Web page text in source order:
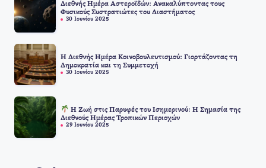
Διεθνής Ημέρα Αστεροϊδών: Ανακαλύπτοντας τους
Φυσικούς Συστρατιώτες του Διαστήματος
30 Ιουνίου 2025
Η Διεθνής Ημέρα Κοινοβουλευτισμού: Γιορτάζοντας τη
Δημοκρατία και τη Συμμετοχή
30 Ιουνίου 2025
Η Ζωή στις Παρυφές του Ισημερινού: Η Σημασία της
Διεθνούς Ημέρας Τροπικών Περιοχών
29 Ιουνίου 2025